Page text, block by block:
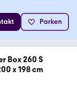
Parken
Box 260 S
x 198 cm